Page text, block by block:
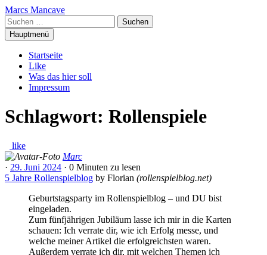
Zum
Inhalt
springen
Marcs Mancave
Suchen
nach:
Hauptmenü
Startseite
Like
Was das hier soll
Impressum
Schlagwort: Rollenspiele
like
Marc
· 29. Juni 2024 · 0 Minuten zu lesen
5 Jahre Rollenspielblog by Florian (rollenspielblog.net)
Geburtstagsparty im Rollenspielblog – und DU bist
eingeladen.
Zum fünfjährigen Jubiläum lasse ich mir in die Karten
schauen: Ich verrate dir, wie ich Erfolg messe, und
welche meiner Artikel die erfolgreichsten waren.
Außerdem verrate ich dir, mit welchen Themen ich